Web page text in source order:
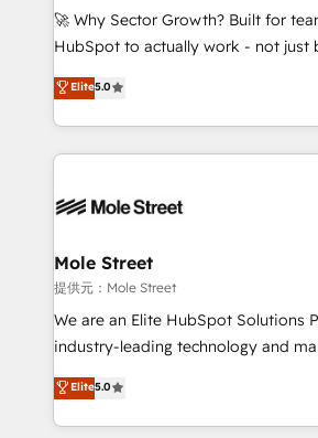
with good people' and have worked
brands. You can see some of them
🚀 Why Sector Growth? Built for
HubSpot to actually work - not just
HubSpot Experts: Onboarding,
automation, and training built for adoption.
Technical Execution: ERP, EMR and
Integrations; complex builds
workflows; automation agents;
Healthcare: HIPAA implementations;
workflows 💼 Financial Services:
workflows; audit-ready reporting ⚖️
intake; pipeline and document
revenue automation 🏢 Real Estate:
portfolio and lifecycle management
Elite5.0
Mole Street
提供元：Mole Street
We are an Elite HubSpot Solutions
industry-leading technology and
consultancy. Our focus is on
market B2B companies globally that
approach to execute their goals
Elite5.0